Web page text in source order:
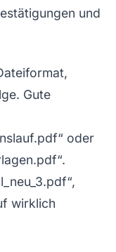
und
Gute
oder
wirklich